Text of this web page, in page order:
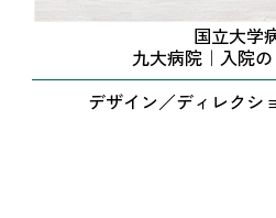
国立大学
九大病院｜入院
デザイン／ディレクシ